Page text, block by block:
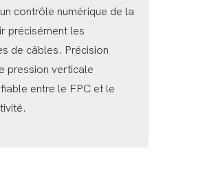
contrôle numérique de la
précisément les
de câbles. Précision
pression verticale
entre le FPC et le